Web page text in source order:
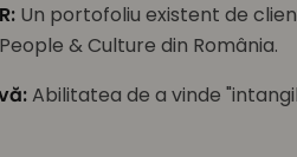
: Un portofoliu existent de
& Culture din România.
:Abilitatea de a vinde